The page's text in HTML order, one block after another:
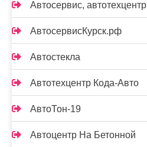
Автосервис, автотехцентр
АвтосервисКурск.рф
Автостекла
Автотехцентр Кода-Авто
АвтоТон-19
Автоцентр На Бетонной